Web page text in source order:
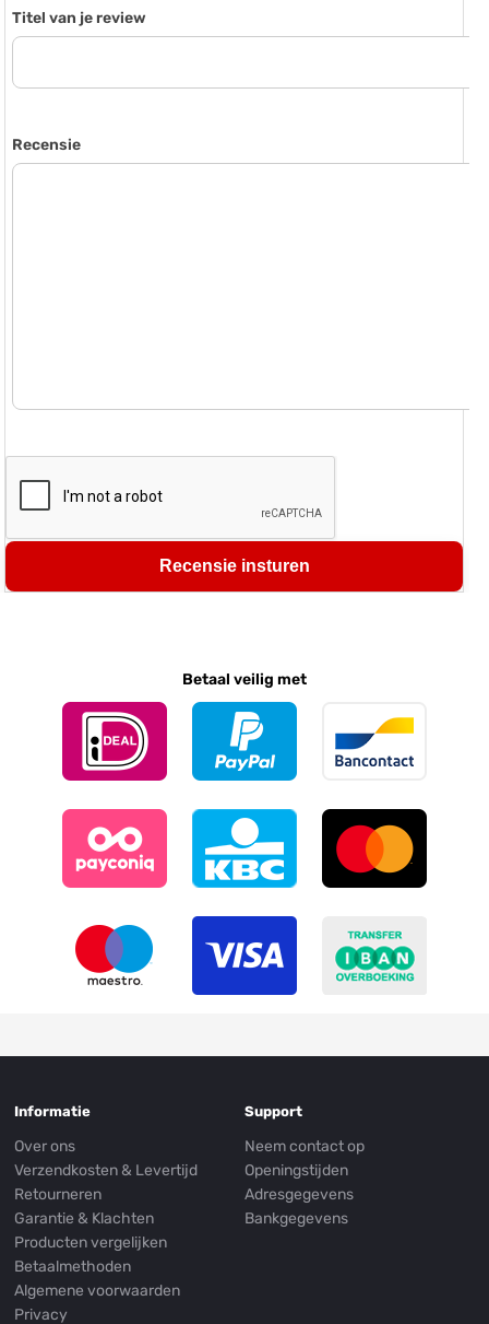
Titel van je review
Recensie
Recensie insturen
Betaal veilig met
Informatie
Over ons
Verzendkosten & Levertijd
Retourneren
Garantie & Klachten
Producten vergelijken
Betaalmethoden
Algemene voorwaarden
Privacy
Support
Neem contact op
Openingstijden
Adresgegevens
Bankgegevens